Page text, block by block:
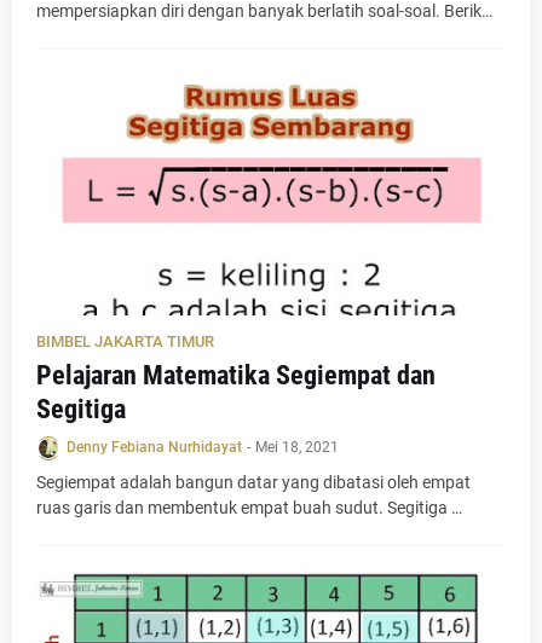
mempersiapkan diri dengan banyak berlatih soal-soal. Berik…
BIMBEL JAKARTA TIMUR
Pelajaran Matematika Segiempat dan
Segitiga
Denny Febiana Nurhidayat - Mei 18, 2021
Segiempat adalah bangun datar yang dibatasi oleh empat
ruas garis dan membentuk empat buah sudut. Segitiga …